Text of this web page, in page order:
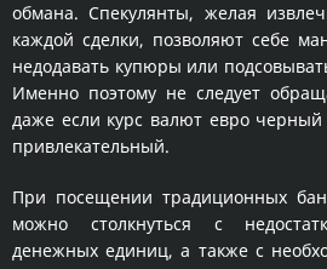
обмана. Спекулянты, желая
каждой сделки, позволяют себе
недодавать купюры или
Именно поэтому не следует
даже если курс валют евро черный
привлекательный.
При посещении традиционных
можно столкнуться с
денежных единиц, а также с